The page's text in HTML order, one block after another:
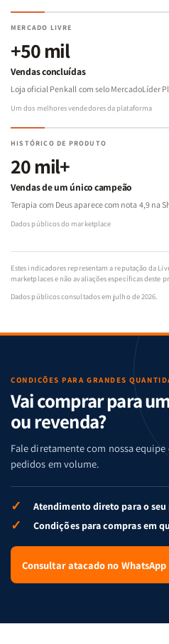
MERCADO LIVRE
+50 mil
Vendas concluídas
Loja oficial Penkall com selo MercadoLíder
Um dos melhores vendedores da plataforma
HISTÓRICO DE PRODUTO
20 mil+
Vendas de um único campeão
Terapia com Deus aparece com nota 4,9 na
Dados públicos do marketplace
Estes indicadores representam a reputação da
marketplaces e não avaliações específicas deste
Dados públicos consultados em julho de 2026.
CONDIÇÕES PARA GRANDES
Vai comprar para
ou revenda?
Fale diretamente com nossa
pedidos em volume.
✓ Atendimento direto para o
✓ Condições para compras em
Consultar atacado no WhatsApp